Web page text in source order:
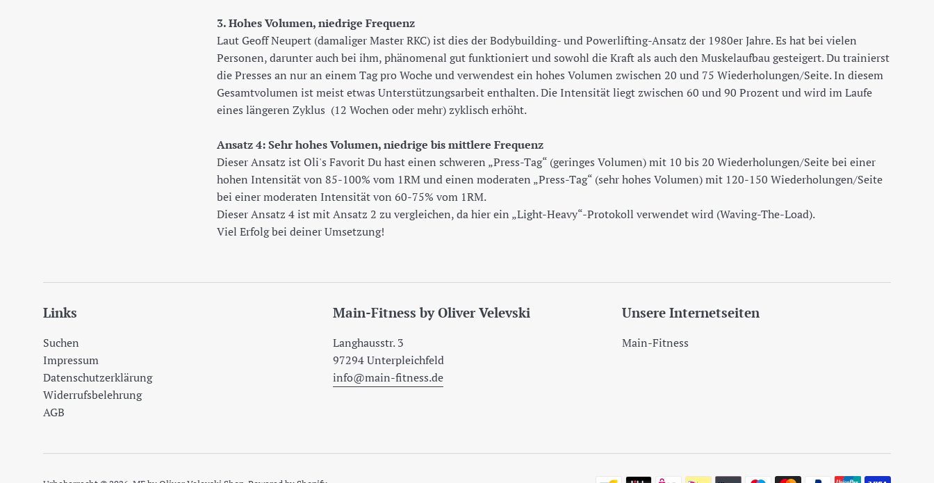
3. Hohes Volumen, niedrige Frequenz
Laut Geoff Neupert (damaliger Master RKC) ist dies der Bodybuilding- und Powerlifting-Ansatz der 1980er Jahre. Es hat bei vielen
Personen, darunter auch bei ihm, phänomenal gut funktioniert und sowohl die Kraft als auch den Muskelaufbau gesteigert. Du trainierst
die Presses an nur an einem Tag pro Woche und verwendest ein hohes Volumen zwischen 20 und 75 Wiederholungen/Seite. In diesem
Gesamtvolumen ist meist etwas Unterstützungsarbeit enthalten. Die Intensität liegt zwischen 60 und 90 Prozent und wird im Laufe
eines längeren Zyklus (12 Wochen oder mehr) zyklisch erhöht.
Ansatz 4: Sehr hohes Volumen, niedrige bis mittlere Frequenz
Dieser Ansatz ist Oli's Favorit Du hast einen schweren „Press-Tag“ (geringes Volumen) mit 10 bis 20 Wiederholungen/Seite bei einer
hohen Intensität von 85-100% vom 1RM und einen moderaten „Press-Tag“ (sehr hohes Volumen) mit 120-150 Wiederholungen/Seite
bei einer moderaten Intensität von 60-75% vom 1RM.
Dieser Ansatz 4 ist mit Ansatz 2 zu vergleichen, da hier ein „Light-Heavy“-Protokoll verwendet wird (Waving-The-Load).
Viel Erfolg bei deiner Umsetzung!
Links
Suchen
Impressum
Datenschutzerklärung
Widerrufsbelehrung
AGB
Main-Fitness by Oliver Velevski
Langhausstr. 3
97294 Unterpleichfeld
info@main-fitness.de
Unsere Internetseiten
Main-Fitness